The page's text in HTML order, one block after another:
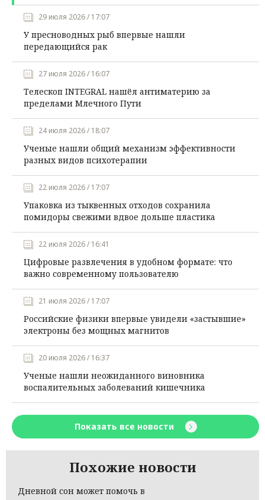
29 июля 2026 / 17:07
У пресноводных рыб впервые нашли
передающийся рак
27 июля 2026 / 16:07
Телескоп INTEGRAL нашёл антиматерию за
пределами Млечного Пути
24 июля 2026 / 18:07
Ученые нашли общий механизм эффективности
разных видов психотерапии
22 июля 2026 / 17:07
Упаковка из тыквенных отходов сохранила
помидоры свежими вдвое дольше пластика
22 июля 2026 / 16:41
Цифровые развлечения в удобном формате: что
важно современному пользователю
21 июля 2026 / 17:07
Российские физики впервые увидели «застывшие»
электроны без мощных магнитов
20 июля 2026 / 16:37
Ученые нашли неожиданного виновника
воспалительных заболеваний кишечника
Показать все новости
Похожие новости
Дневной сон может помочь в